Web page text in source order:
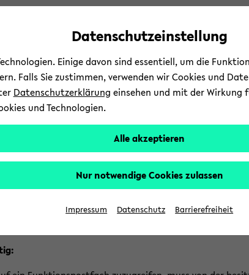
Automatische
vermeiden
zum
wechseln
zum
wechseln
zum
wechseln
Stu­di­um
öff­nen
Datenschutzeinstellung
Einige davon sind essentiell, um die
Falls Sie zustimmen, verwenden wir Cookies und
Datenschutzerklärung einsehen und mit der Wirkung
und Technologien.
Alle akzeptieren
Nur notwendige Cookies zulassen
Impressum Datenschutz Barrierefreiheit